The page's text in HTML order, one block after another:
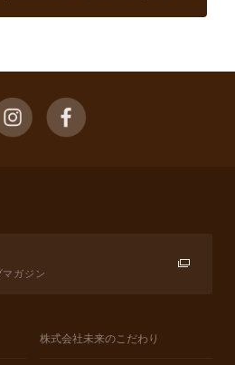
ガジン
株式会社未来のこだわり